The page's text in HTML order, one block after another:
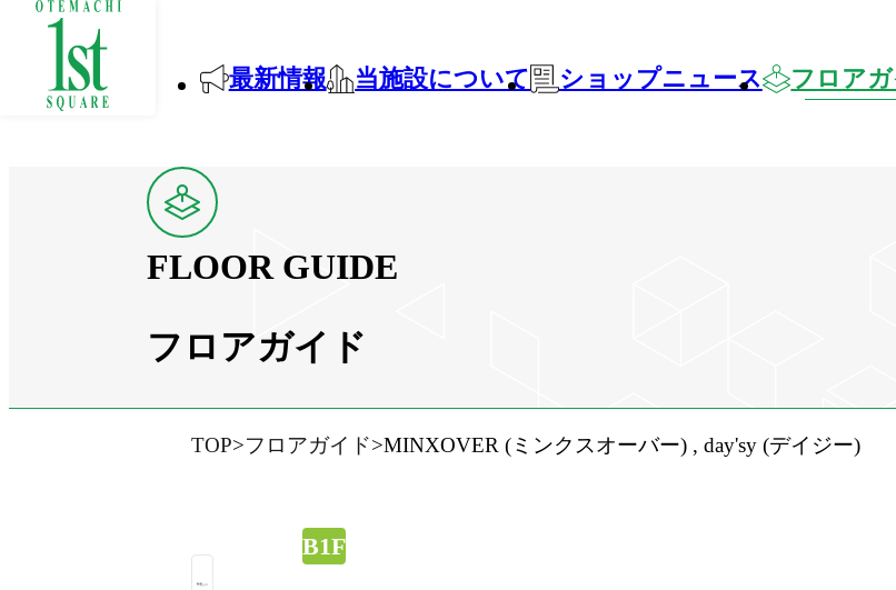
最新情報 当施設について ショップニュース フロア
FLOOR GUIDE
フロアガイド
TOP フロアガイド MINXOVER (ミンクスオーバー) , day'sy (デイジー)
B1F